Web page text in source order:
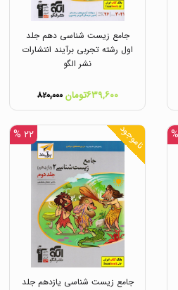
جامع زیست شناسی دهم جلد
اول رشته تجربی برآیند انتشارات
نشر الگو
۶۳۹,۶۰۰تومان ۸۲۰,۰۰۰
ناموجود ۲۲ %
جامع زیست شناسی یازدهم جلد